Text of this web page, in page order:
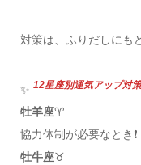
対策は、ふりだしにも
✨ 12星座別運気アップ対策
牡羊座♈️
協力体制が必要なとき❗️
牡牛座♉️